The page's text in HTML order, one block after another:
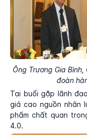
Ông Trương Gia
đoàn
Tại buổi gặp lãnh
giá cao nguồn nhân
phẩm chất quan
4.0.